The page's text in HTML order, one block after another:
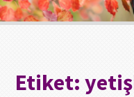
Etiket: